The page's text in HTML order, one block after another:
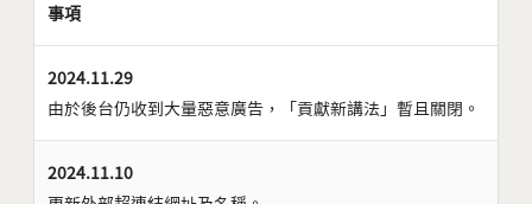
事項
2024.11.29
由於後台仍收到大量惡意廣告，「貢獻新講法」暫且關閉。
2024.11.10